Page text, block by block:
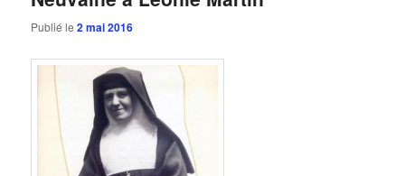
Publié le2 mai 2016